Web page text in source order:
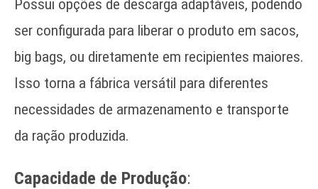
Possui opções de descarga adaptáveis, podendo
ser configurada para liberar o produto em sacos,
big bags, ou diretamente em recipientes maiores.
Isso torna a fábrica versátil para diferentes
necessidades de armazenamento e transporte
da ração produzida.
Capacidade de Produção: